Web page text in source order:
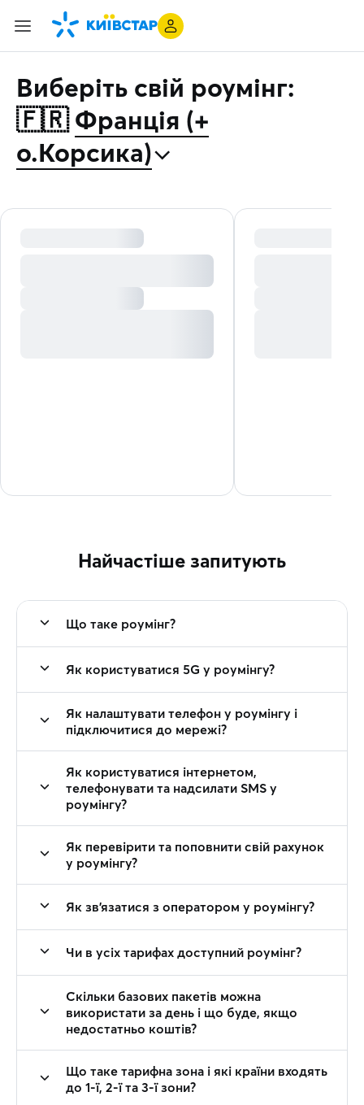
Виберіть свій роумінг:
🇫🇷 Франція (+
о.Корсика)⌃
Найчастіше запитують
Що таке роумінг?
Як користуватися 5G у роумінгу?
Як налаштувати телефон у роумінгу і
підключитися до мережі?
Як користуватися інтернетом,
телефонувати та надсилати SMS у
роумінгу?
Як перевірити та поповнити свій рахунок
у роумінгу?
Як зв'язатися з оператором у роумінгу?
Чи в усіх тарифах доступний роумінг?
Скільки базових пакетів можна
використати за день і що буде, якщо
недостатньо коштів?
Що таке тарифна зона і які країни входять
до 1-ї, 2-ї та 3-ї зони?